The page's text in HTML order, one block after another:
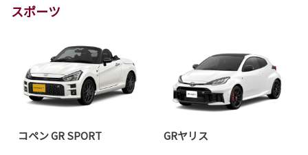
スポーツ
コペン GR SPORT GRヤリス